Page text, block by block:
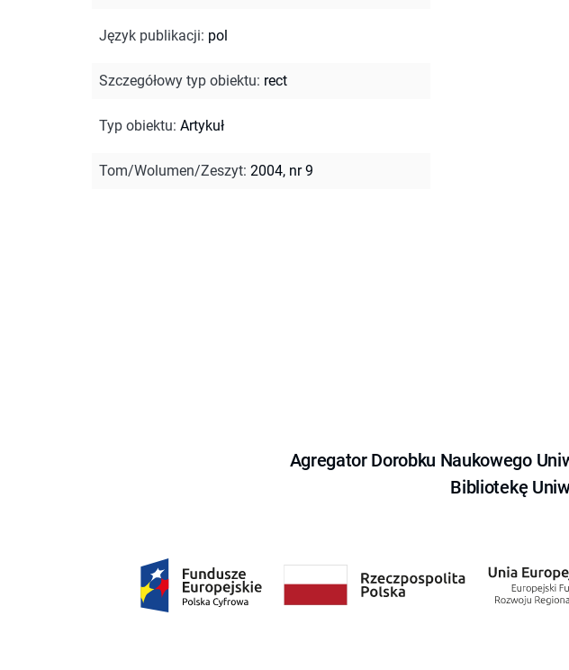
Język publikacji: pol
Szczegółowy typ obiektu: rect
Typ obiektu: Artykuł
Tom/Wolumen/Zeszyt: 2004, nr 9
Agregator Dorobku Naukowego
Bibliotekę